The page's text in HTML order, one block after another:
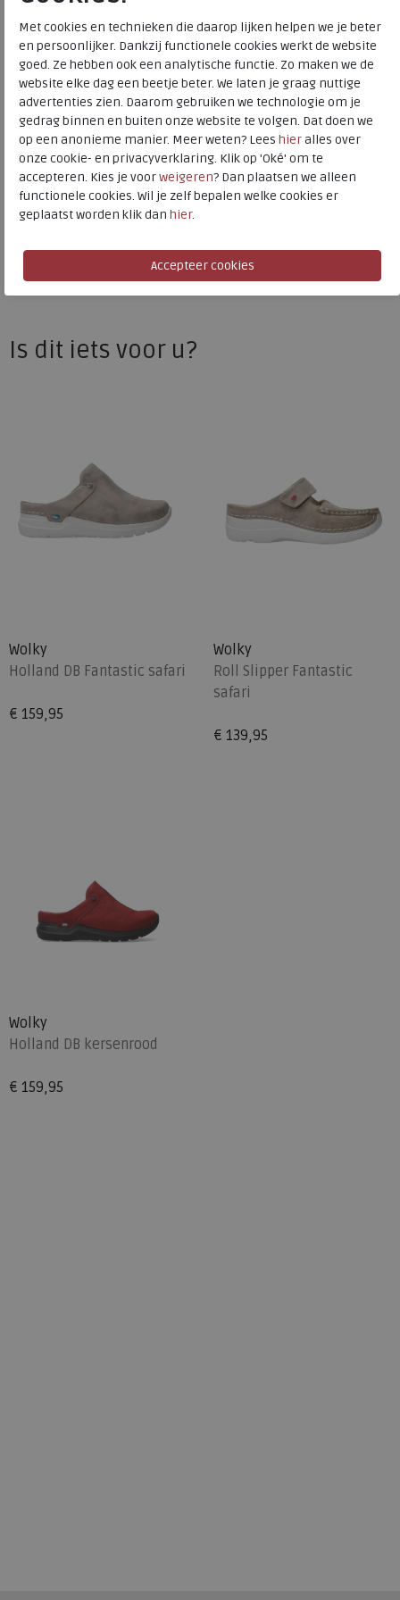
Wolky C
Toon alles vanWolky
Naar alle
Taupe summer
Materiaal
Leer
Uitneembaar voetbed
ja
Is dit iets voor u?
Wolky
Holland DB Fantastic safari
€ 159,95
Wolky
Roll Slipper Fantastic
safari
€ 139,95
Wolky
Holland DB kersenrood
€ 159,95
Met cookies en technieken die daarop lijken helpen we je beter
en persoonlijker. Dankzij functionele cookies werkt de website
goed. Ze hebben ook een analytische functie. Zo maken we de
website elke dag een beetje beter. We laten je graag nuttige
advertenties zien. Daarom gebruiken we technologie om je
gedrag binnen en buiten onze website te volgen. Dat doen we
op een anonieme manier. Meer weten? Lees hieralles over
onze cookie- en privacyverklaring. Klik op 'Oké' om te
accepteren. Kies je voorweigeren? Dan plaatsen we alleen
functionele cookies. Wil je zelf bepalen welke cookies er
geplaatst worden klik dan hier.